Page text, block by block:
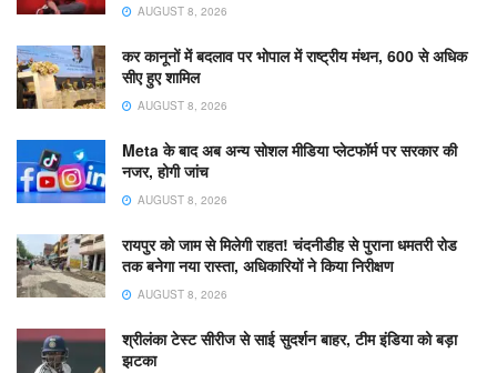
AUGUST 8, 2026
कर कानूनों में बदलाव पर भोपाल में राष्ट्रीय मंथन, 600 से अधिक
सीए हुए शामिल
AUGUST 8, 2026
Meta के बाद अब अन्य सोशल मीडिया प्लेटफॉर्म पर सरकार की
नजर, होगी जांच
AUGUST 8, 2026
रायपुर को जाम से मिलेगी राहत! चंदनीडीह से पुराना धमतरी रोड
तक बनेगा नया रास्ता, अधिकारियों ने किया निरीक्षण
AUGUST 8, 2026
श्रीलंका टेस्ट सीरीज से साई सुदर्शन बाहर, टीम इंडिया को बड़ा
झटका